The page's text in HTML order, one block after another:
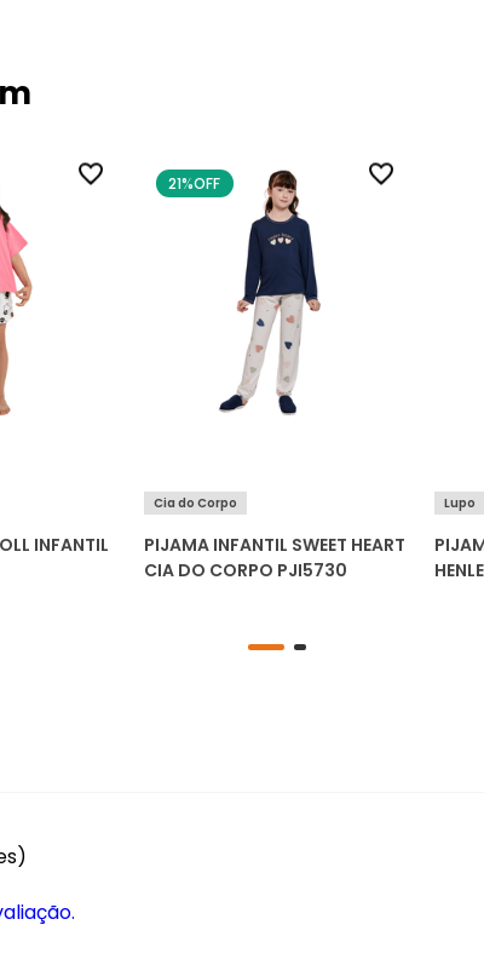
INFANTIL
21%OFF
Cia do Corpo
PIJAMA INFANTIL SWEET HEART
CIA DO CORPO PJI5730
Lupo